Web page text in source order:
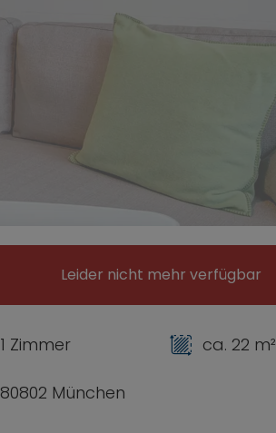
Leider nicht mehr verfügbar
80802 München
1 Zimmer ca. 22 m²